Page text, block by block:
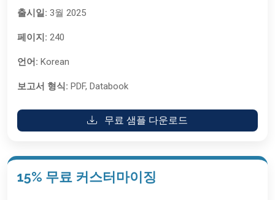
출시일: 3월 2025
페이지: 240
언어: Korean
보고서 형식: PDF, Databook
무료 샘플 다운로드
15% 무료 커스터마이징